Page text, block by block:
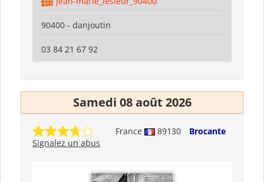
90400 - danjoutin
03 84 21 67 92
Samedi 08 août 2026
France 89130
Brocante
Signalez un abus